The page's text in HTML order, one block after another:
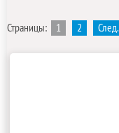
Страницы: 1 2 След.